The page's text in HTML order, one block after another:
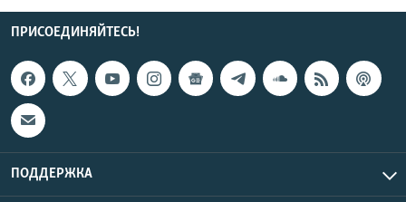
ПРИСОЕДИНЯЙТЕСЬ!
ПОДДЕРЖКА